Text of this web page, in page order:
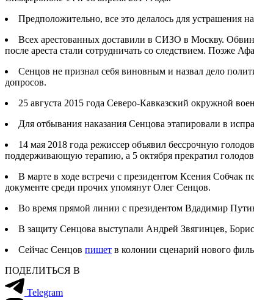
Предположительно, все это делалось для устрашения
Всех арестованных доставили в СИЗО в Москву.
после ареста стали сотрудничать со следствием. Позже
Сенцов не признал себя виновным и назвал дело
допросов.
25 августа 2015 года Северо-Кавказский окружной
Для отбывания наказания Сенцова этапировали в
14 мая 2018 года режиссер объявил бессрочную
поддерживающую терапию, а 5 октября прекратил
В марте в ходе встречи с президентом Ксения Собчак
документе среди прочих упомянут Олег Сенцов.
Во время прямой линии с президентом Вдадимир
В защиту Сенцова выступали Андрей Звягинцев,
Сейчас Сенцов пишет в колонии сценарий нового
ПОДЕЛИТЬСЯ В
Telegram